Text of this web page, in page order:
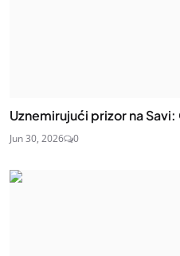
Uznemirujući prizor na
Jun 30, 2026 0